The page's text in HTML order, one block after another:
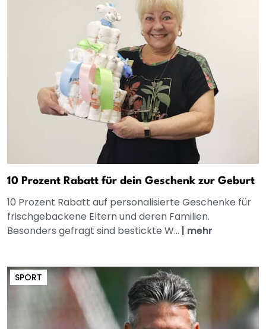
10 Prozent Rabatt für dein Geschenk zur Geburt
10 Prozent Rabatt auf personalisierte Geschenke für
frischgebackene Eltern und deren Familien.
Besonders gefragt sind bestickte W... | mehr
SPORT